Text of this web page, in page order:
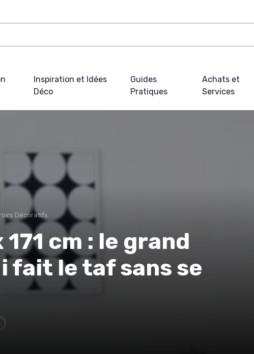
Inspiration et Idées
Déco
Guides
Pratiques
Achats et
Services
Décoratifs
cm : le grand
fait le taf sans se